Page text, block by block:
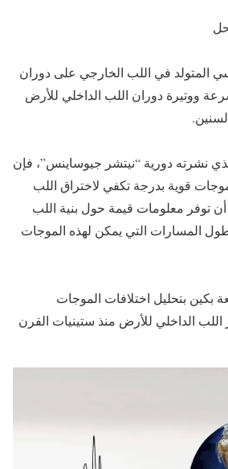
المتولد في اللب الخارجي على دوران
ووتيرة دوران اللب الداخلي للأرض
نشرته دورية “نيتشر جيوساينس”، فإن
موجات قوية بدرجة تكفي لاختراق اللب
أن توفر معلومات قيمة حول بنية اللب
المسارات التي يمكن لهذه الموجات
بكين بتحليل اختلافات الموجات
اللب الداخلي للأرض منذ ستينيات القرن